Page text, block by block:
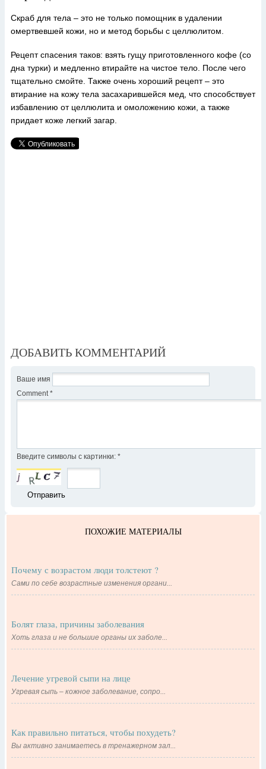
Скраб для тела – это не только помощник в удалении
омертвевшей кожи, но и метод борьбы с целлюлитом.
Рецепт спасения таков: взять гущу приготовленного кофе (со
дна турки) и медленно втирайте на чистое тело. После чего
тщательно смойте. Также очень хороший рецепт – это
втирание на кожу тела засахарившейся мед, что способствует
избавлению от целлюлита и омоложению кожи, а также
придает коже легкий загар.
ДОБАВИТЬ КОММЕНТАРИЙ
Ваше имя
Comment *
Введите символы с картинки: *
ПОХОЖИЕ МАТЕРИАЛЫ
Почему с возрастом люди толстеют ?
Сами по себе возрастные изменения органи...
Болят глаза, причины заболевания
Хоть глаза и не большие органы их заболе...
Лечение угревой сыпи на лице
Угревая сыпь – кожное заболевание, сопро...
Как правильно питаться, чтобы похудеть?
Вы активно занимаетесь в тренажерном зал...